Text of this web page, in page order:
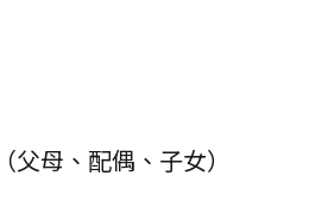
母、配偶、子女）